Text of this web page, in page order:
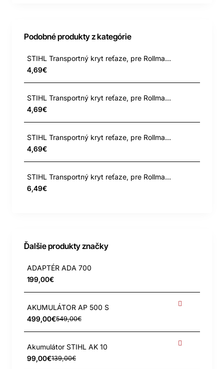
Podobné produkty z kategórie
STIHL Transportný kryt reťaze, pre Rollmatic E a ES (do 90cm) 35 cm Rollmatic E (3005)
4,69€
STIHL Transportný kryt reťaze, pre Rollmatic E a ES (do 90cm) 35 cm Rollmatic E Mini PPM
4,69€
STIHL Transportný kryt reťaze, pre Rollmatic E a ES (do 90cm) 37 cm
4,69€
STIHL Transportný kryt reťaze, pre Rollmatic E a ES (do 90cm) 45 cm Rollmatic E (3003)
6,49€
Ďalšie produkty značky
ADAPTÉR ADA 700
199,00€
AKUMULÁTOR AP 500 S
499,00€549,00€
Akumulátor STIHL AK 10
99,00€139,00€